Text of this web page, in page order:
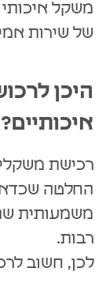
משקל
של שירות
היכן
איכותיים?
רכישת
החלטה
משמעותית
רבות.
לכן, חשוב